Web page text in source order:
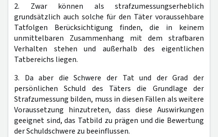
2. Zwar können als strafzumessungserheblich
grundsätzlich auch solche für den Täter voraussehbare
Tatfolgen Berücksichtigung finden, die in keinem
unmittelbaren Zusammenhang mit dem strafbaren
Verhalten stehen und außerhalb des eigentlichen
Tatbereichs liegen.
3. Da aber die Schwere der Tat und der Grad der
persönlichen Schuld des Täters die Grundlage der
Strafzumessung bilden, muss in diesen Fällen als weitere
Voraussetzung hinzutreten, dass diese Auswirkungen
geeignet sind, das Tatbild zu prägen und die Bewertung
der Schuldschwere zu beeinflussen.